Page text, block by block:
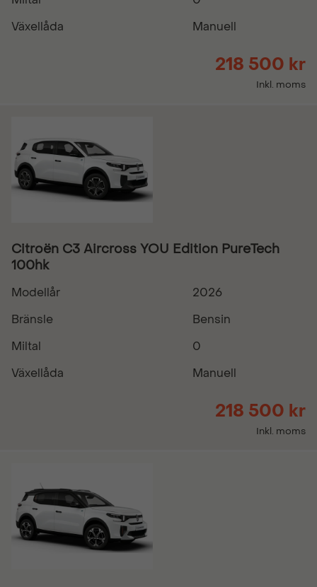
Växellåda
Manuell
218 500 kr
Inkl. moms
Citroën C3 Aircross YOU Edition PureTech
100hk
Modellår
2026
Bränsle
Bensin
Miltal
0
Växellåda
Manuell
218 500 kr
Inkl. moms